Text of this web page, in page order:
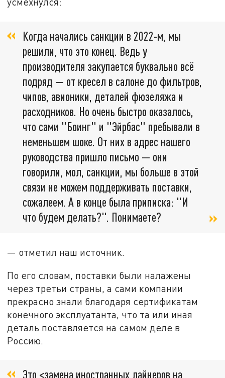
Когда начались санкции в 2022-м, мы
решили, что это конец. Ведь у
производителя закупается буквально всё
подряд — от кресел в салоне до фильтров,
чипов, авионики, деталей фюзеляжа и
расходников. Но очень быстро оказалось,
что сами "Боинг" и "Эйрбас" пребывали в
неменьшем шоке. От них в адрес нашего
руководства пришло письмо — они
говорили, мол, санкции, мы больше в этой
связи не можем поддерживать поставки,
сожалеем. А в конце была приписка: "И
что будем делать?". Понимаете?
— отметил наш источник.
По его словам, поставки были налажены
через третьи страны, а сами компании
прекрасно знали благодаря сертификатам
конечного эксплуатанта, что та или иная
деталь поставляется на самом деле в
Россию.
Это <замена иностранных лайнеров на